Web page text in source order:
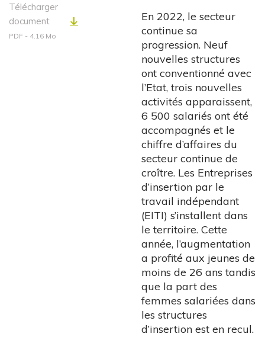
Télécharger
document
PDF - 4.16 Mo
En 2022, le secteur
continue sa
progression. Neuf
nouvelles structures
ont conventionné avec
l’Etat, trois nouvelles
activités apparaissent,
6 500 salariés ont été
accompagnés et le
chiffre d’affaires du
secteur continue de
croître. Les Entreprises
d’insertion par le
travail indépendant
(EITI) s’installent dans
le territoire. Cette
année, l’augmentation
a profité aux jeunes de
moins de 26 ans tandis
que la part des
femmes salariées dans
les structures
d’insertion est en recul.